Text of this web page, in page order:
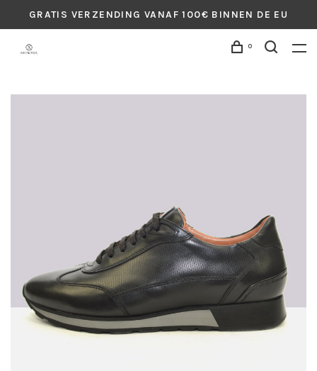
GRATIS VERZENDING VANAF 100€ BINNEN DE EU
0